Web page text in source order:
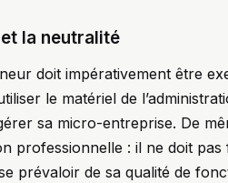
la neutralité
doit impérativement être
le matériel de
sa micro-entreprise. De
professionnelle : il ne doit
prévaloir de sa qualité de